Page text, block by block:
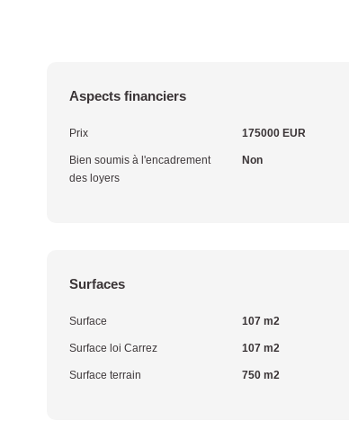
Aspects financiers
Prix 175000 EUR
Bien soumis à l'encadrement
des loyers
Non
Surfaces
Surface 107 m2
Surface loi Carrez 107 m2
Surface terrain 750 m2